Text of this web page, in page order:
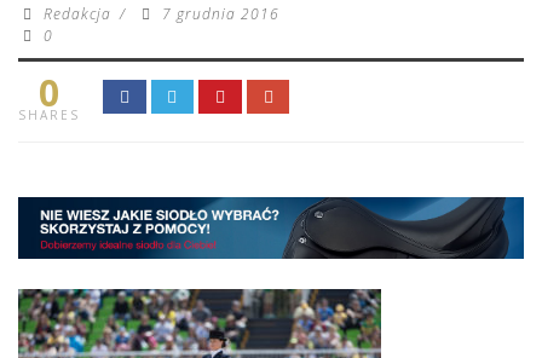
Redakcja /
7 grudnia 2016
0
0
SHARES